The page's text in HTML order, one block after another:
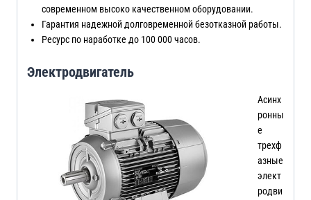
современном высоко качественном оборудовании.
Гарантия надежной долговременной безотказной работы.
Ресурс по наработке до 100 000 часов.
Электродвигатель
Асинх
ронны
е
трехф
азные
элект
родви